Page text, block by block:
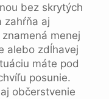
bez skrytých
zahŕňa aj
menej
alebo zdĺhavej
máte pod
posunie.
občerstvenie